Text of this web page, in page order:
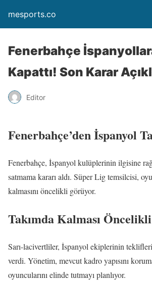
mesports.co
Fenerbahçe
Kapattı! Son Karar
Editor
Fenerbahçe’den İspanyol
Fenerbahçe, İspanyol kulüplerinin ilgisine
satmama kararı aldı. Süper Lig temsilcisi,
kalmasını öncelikli görüyor.
Takımda Kalması Öncelikli
Sarı-lacivertliler, İspanyol ekiplerinin
verdi. Yönetim, mevcut kadro yapısını
oyuncularını elinde tutmayı planlıyor.